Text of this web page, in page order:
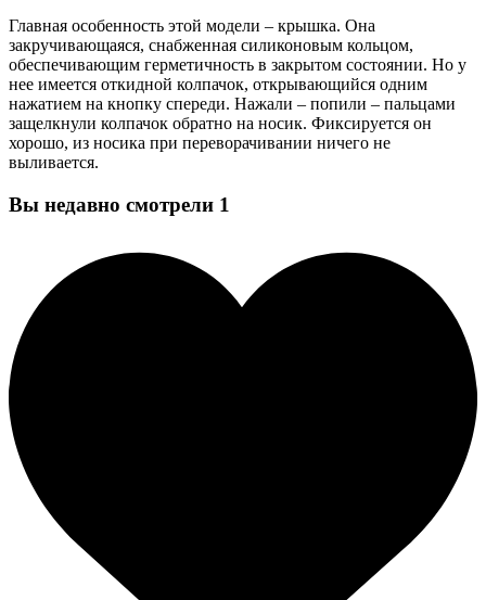
Главная особенность этой модели – крышка. Она
закручивающаяся, снабженная силиконовым кольцом,
обеспечивающим герметичность в закрытом состоянии. Но у
нее имеется откидной колпачок, открывающийся одним
нажатием на кнопку спереди. Нажали – попили – пальцами
защелкнули колпачок обратно на носик. Фиксируется он
хорошо, из носика при переворачивании ничего не
выливается.
Вы недавно смотрели 1